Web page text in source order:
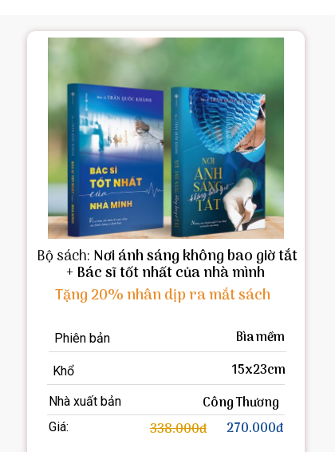
Bộ sách: Nơi ánh sáng không bao giờ tắt
+ Bác sĩ tốt nhất của nhà mình
Phiên bản Bìa mềm
Khổ 15x23cm
Nhà xuất bản
Công Thương
270.000đ
338.000đ
Giá:
Tặng 20% nhân dịp ra mắt sách